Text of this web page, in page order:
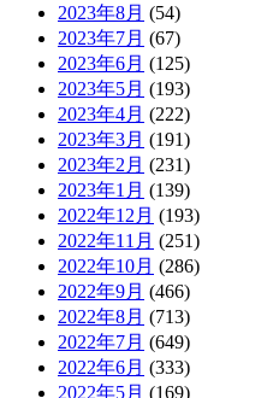
2023年8月 (54)
2023年7月 (67)
2023年6月 (125)
2023年5月 (193)
2023年4月 (222)
2023年3月 (191)
2023年2月 (231)
2023年1月 (139)
2022年12月 (193)
2022年11月 (251)
2022年10月 (286)
2022年9月 (466)
2022年8月 (713)
2022年7月 (649)
2022年6月 (333)
2022年5月 (169)